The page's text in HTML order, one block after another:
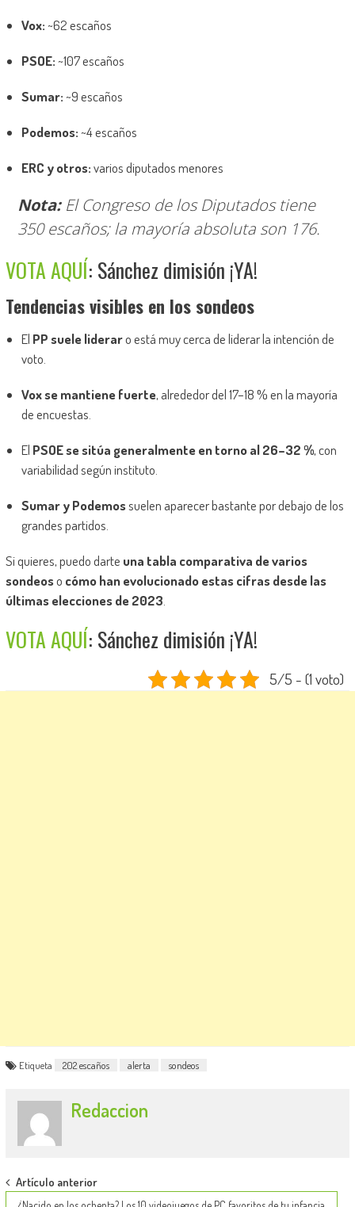
Vox:~62 escaños
PSOE:~107 escaños
Sumar:~9 escaños
Podemos:~4 escaños
ERC y otros:varios diputados menores
Nota:El Congreso de los Diputados tiene
350 escaños; la mayoría absoluta son 176.
VOTA AQUÍ: Sánchez dimisión ¡YA!
Tendencias visibles en los sondeos
El PP suele lideraro está muy cerca de liderar la intención de
voto.
Vox se mantiene fuerte, alrededor del 17–18 % en la mayoría
de encuestas.
El PSOE se sitúa generalmente en torno al 26–32 %, con
variabilidad según instituto.
Sumar y Podemossuelen aparecer bastante por debajo de los
grandes partidos.
Si quieres, puedo darte una tabla comparativa de varios
sondeoso cómo han evolucionado estas cifras desde las
últimas elecciones de 2023.
VOTA AQUÍ: Sánchez dimisión ¡YA!
5/5 - (1 voto)
Etiqueta 202 escaños alerta sondeos
Redaccion
Post
Artículo anterior